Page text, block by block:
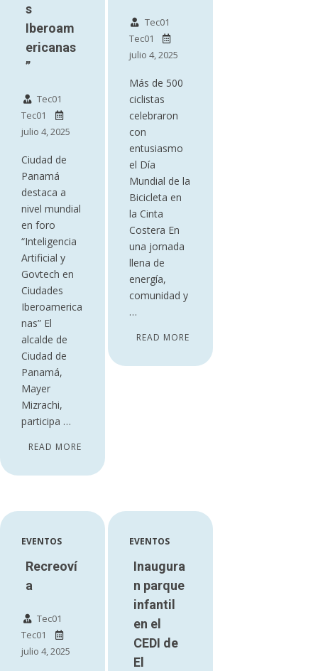
s
Iberoam
ericanas
”
Tec01
Tec01
julio 4, 2025
Ciudad de
Panamá
destaca a
nivel mundial
en foro
“Inteligencia
Artificial y
Govtech en
Ciudades
Iberoamerica
nas” El
alcalde de
Ciudad de
Panamá,
Mayer
Mizrachi,
participa …
READ MORE
Tec01
Tec01
julio 4, 2025
Más de 500
ciclistas
celebraron
con
entusiasmo
el Día
Mundial de la
Bicicleta en
la Cinta
Costera En
una jornada
llena de
energía,
comunidad y
…
READ MORE
EVENTOS
Recreoví
a
Tec01
Tec01
julio 4, 2025
EVENTOS
Inaugura
n parque
infantil
en el
CEDI de
El